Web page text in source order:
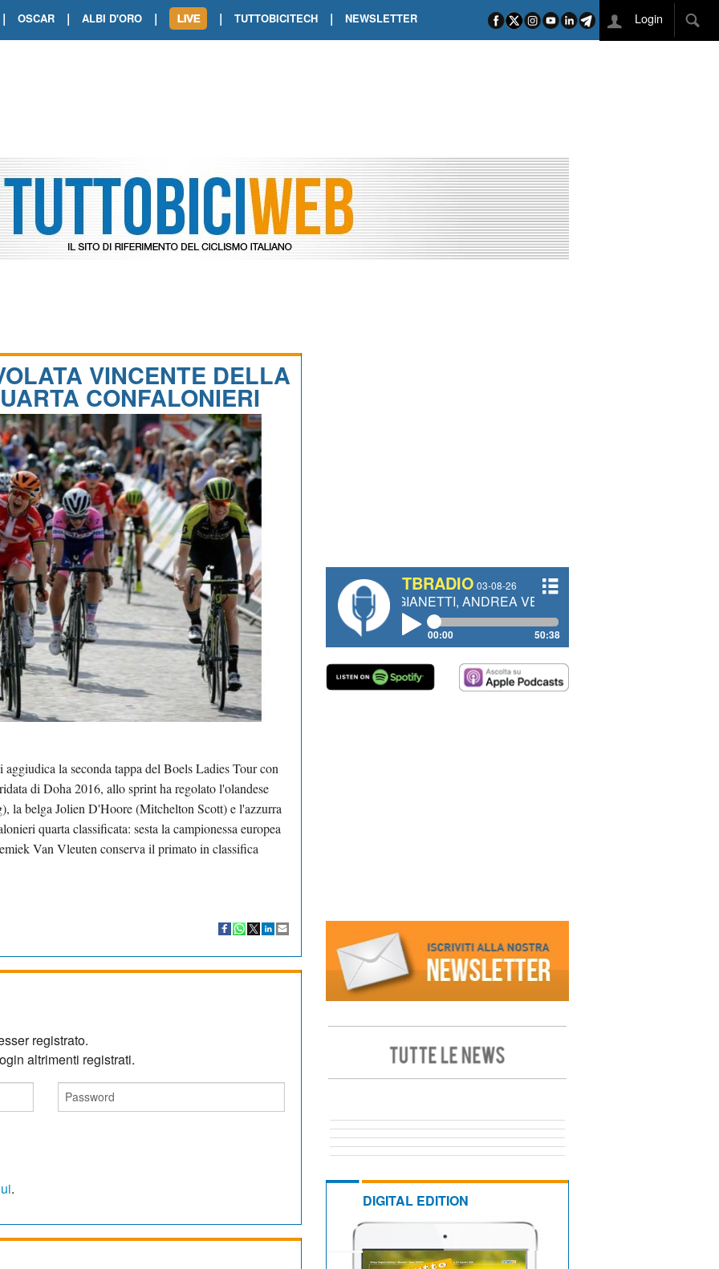
| OSCAR | ALBI D'ORO |
TOUR DE FRANCE. ORCIERES-MERLETTE INCORONA CARAPAZ
TOUR DE FRANCE. A VOIRON TRIONFO DI PHILIPSEN SU SCHMID E KOOIJ
| TUTTOBICITECH | NEWSLETTER Login
VINCENTE DELLA
CONFALONIERI
la seconda tappa del Boels Ladies Tour con
di Doha 2016, allo sprint ha regolato l'olandese
la belga Jolien D'Hoore (Mitchelton Scott) e l'azzurra
quarta classificata: sesta la campionessa europea
Van Vleuten conserva il primato in classifica
registrato.
altrimenti registrati.
.
TBRADIO 03-08-26
#334 CHARLY WEGELIUS, MAURO GIANETTI, ANDREA VENDRAME, FILIPPO FIORELLI
00:00 50:38
DIGITAL EDITION